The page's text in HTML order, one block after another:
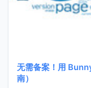
无需备案！用
南）